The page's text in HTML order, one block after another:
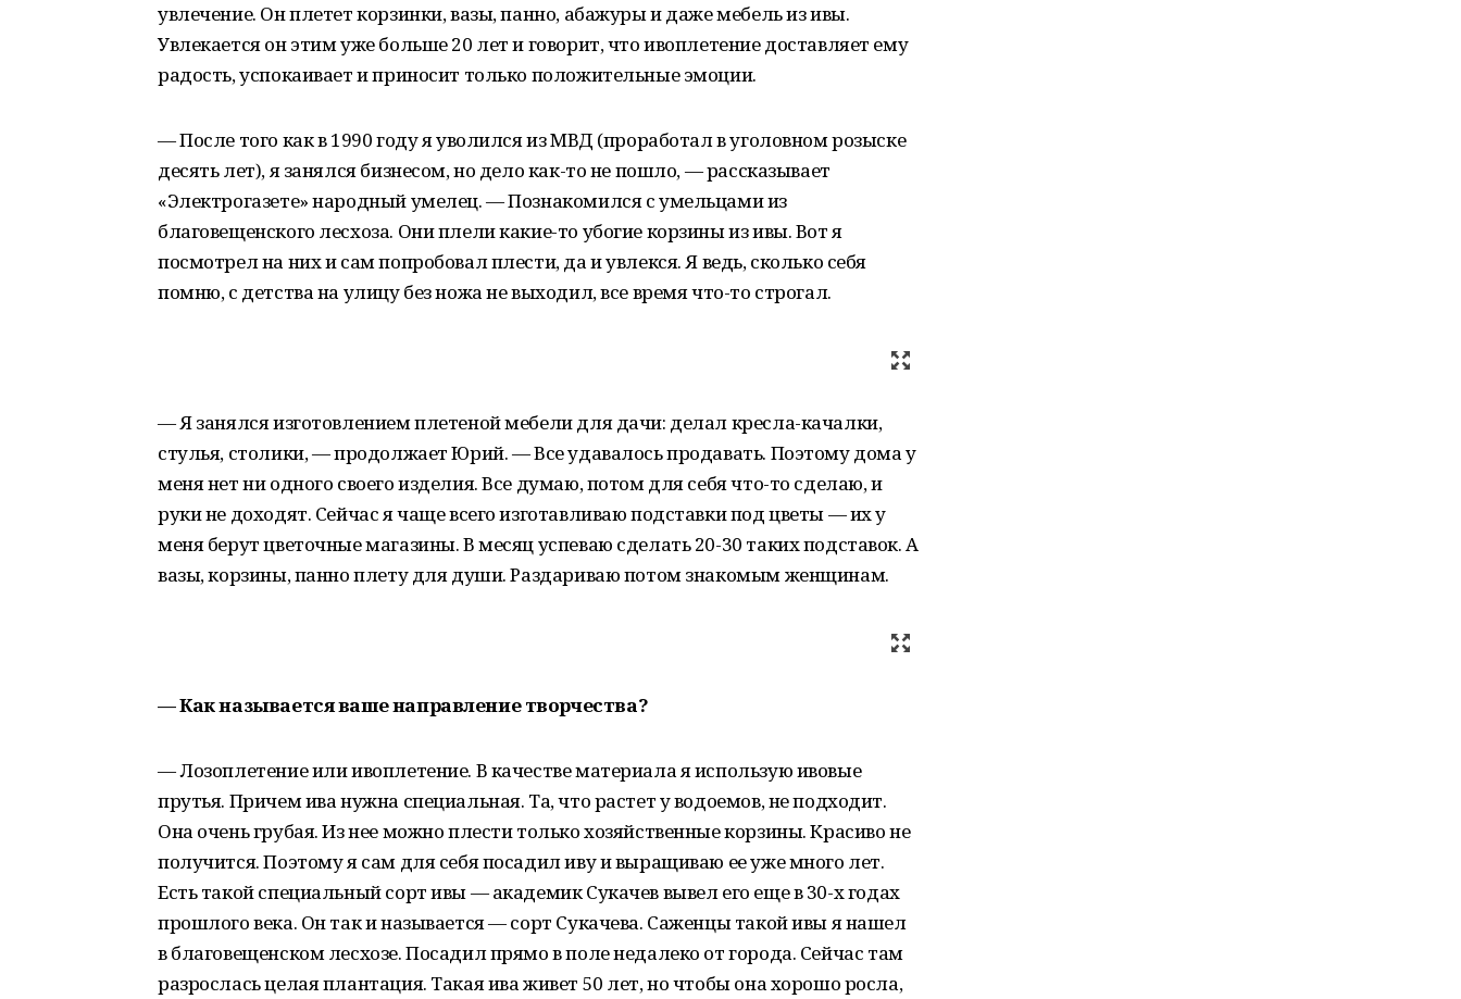
увлечение. Он плетет корзинки, вазы, панно, абажуры и даже мебель из ивы.
Увлекается он этим уже больше 20 лет и говорит, что ивоплетение доставляет ему
радость, успокаивает и приносит только положительные эмоции.
— После того как в 1990 году я уволился из МВД (проработал в уголовном розыске
десять лет), я занялся бизнесом, но дело как-то не пошло, — рассказывает
«Электрогазете» народный умелец. — Познакомился с умельцами из
благовещенского лесхоза. Они плели какие-то убогие корзины из ивы. Вот я
посмотрел на них и сам попробовал плести, да и увлекся. Я ведь, сколько себя
помню, с детства на улицу без ножа не выходил, все время что-то строгал.
— Я занялся изготовлением плетеной мебели для дачи: делал кресла-качалки,
стулья, столики, — продолжает Юрий. — Все удавалось продавать. Поэтому дома у
меня нет ни одного своего изделия. Все думаю, потом для себя что-то сделаю, и
руки не доходят. Сейчас я чаще всего изготавливаю подставки под цветы — их у
меня берут цветочные магазины. В месяц успеваю сделать 20-30 таких подставок. А
вазы, корзины, панно плету для души. Раздариваю потом знакомым женщинам.
— Как называется ваше направление творчества?
— Лозоплетение или ивоплетение. В качестве материала я использую ивовые
прутья. Причем ива нужна специальная. Та, что растет у водоемов, не подходит.
Она очень грубая. Из нее можно плести только хозяйственные корзины. Красиво не
получится. Поэтому я сам для себя посадил иву и выращиваю ее уже много лет.
Есть такой специальный сорт ивы — академик Сукачев вывел его еще в 30-х годах
прошлого века. Он так и называется — сорт Сукачева. Саженцы такой ивы я нашел
в благовещенском лесхозе. Посадил прямо в поле недалеко от города. Сейчас там
разрослась целая плантация. Такая ива живет 50 лет, но чтобы она хорошо росла,